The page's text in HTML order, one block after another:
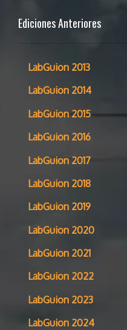
Ediciones Anteriores
LabGuion 2013
LabGuion 2014
LabGuion 2015
LabGuion 2016
LabGuion 2017
LabGuion 2018
LabGuion 2019
LabGuion 2020
LabGuion 2021
LabGuion 2022
LabGuion 2023
LabGuion 2024